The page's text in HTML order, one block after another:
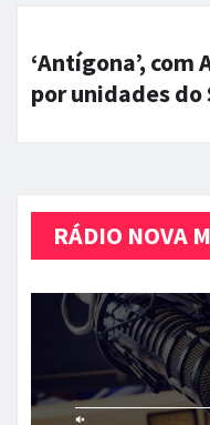
‘Antígona’,
por unidades do
RÁDIO NOVA